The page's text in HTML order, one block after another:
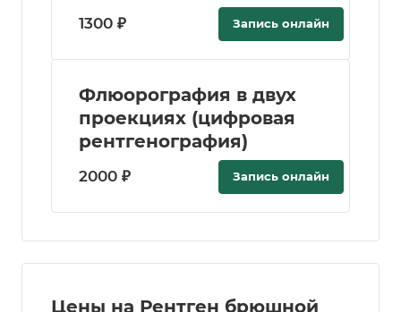
1300 ₽ Запись онлайн
Флюорография в двух
проекциях (цифровая
рентгенография)
2000 ₽ Запись онлайн
Цены на Рентген брюшной